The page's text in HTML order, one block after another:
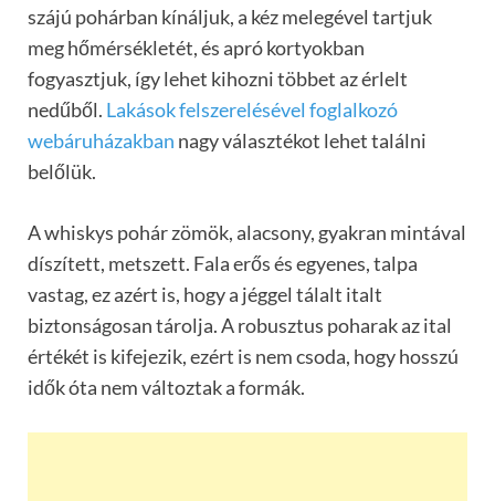
szájú pohárban kínáljuk, a kéz melegével tartjuk
meg hőmérsékletét, és apró kortyokban
fogyasztjuk, így lehet kihozni többet az érlelt
nedűből. Lakások felszerelésével foglalkozó
webáruházakban nagy választékot lehet találni
belőlük.
A whiskys pohár zömök, alacsony, gyakran mintával
díszített, metszett. Fala erős és egyenes, talpa
vastag, ez azért is, hogy a jéggel tálalt italt
biztonságosan tárolja. A robusztus poharak az ital
értékét is kifejezik, ezért is nem csoda, hogy hosszú
idők óta nem változtak a formák.